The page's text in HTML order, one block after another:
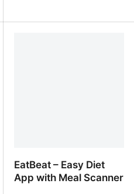
EatBeat – Easy Diet
App with Meal Scanner